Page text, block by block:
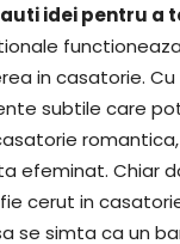
idei pentru a
in casatorie.
subtile care
efeminat. Chiar
cerut in
se simta ca un